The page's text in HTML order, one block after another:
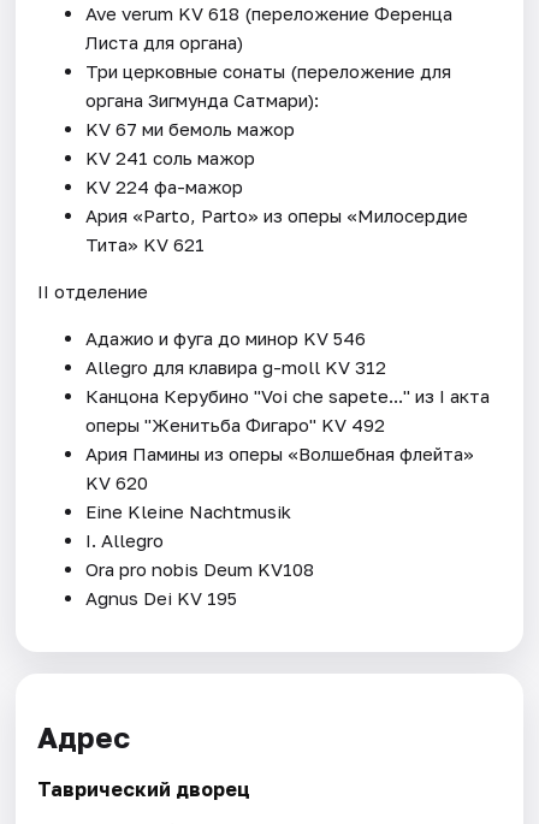
Ave verum KV 618 (переложение Ференца
Листа для органа)
Три церковные сонаты (переложение для
органа Зигмунда Сатмари):
KV 67 ми бемоль мажор
KV 241 соль мажор
KV 224 фа-мажор
Ария «Parto, Parto» из оперы «Милосердие
Тита» KV 621
II отделение
Адажио и фуга до минор KV 546
Allegro для клавира g-moll KV 312
Канцона Керубино "Voi che sapete..." из I акта
оперы "Женитьба Фигаро" KV 492
Ария Памины из оперы «Волшебная флейта»
KV 620
Eine Kleine Nachtmusik
I. Allegro
Ora pro nobis Deum KV108
Agnus Dei KV 195
Адрес
Таврический дворец